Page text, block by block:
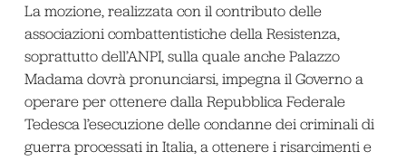
La mozione, realizzata con il contributo delle
associazioni combattentistiche della Resistenza,
soprattutto dell’ANPI, sulla quale anche Palazzo
Madama dovrà pronunciarsi, impegna il Governo a
operare per ottenere dalla Repubblica Federale
Tedesca l’esecuzione delle condanne dei criminali di
guerra processati in Italia, a ottenere i risarcimenti e